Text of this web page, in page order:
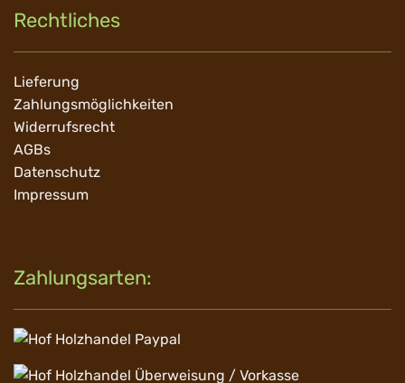
Rechtliches
Navigation
überspringen
Lieferung
Zahlungsmöglichkeiten
Widerrufsrecht
AGBs
Datenschutz
Impressum
Zahlungsarten: